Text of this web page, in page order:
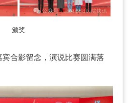
颁奖
合影留念，演说比赛圆满落